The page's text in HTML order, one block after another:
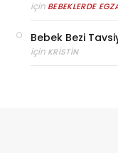
için BEBEKLERDE
Bebek Bezi
için KRISTIN